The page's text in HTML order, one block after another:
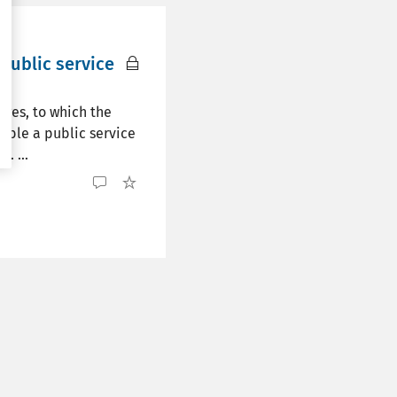
service
to which the
a public service
...